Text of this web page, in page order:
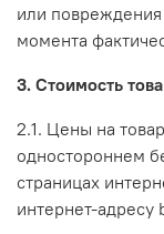
или
момента
3. Стоимость
2.1. Цены на
одностороннем
страницах
интернет-адресу